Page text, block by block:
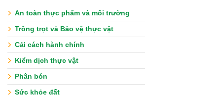
An toàn thực phẩm và môi trường
Trồng trọt và Bảo vệ thực vật
Cải cách hành chính
Kiểm dịch thực vật
Phân bón
Sức khỏe đất